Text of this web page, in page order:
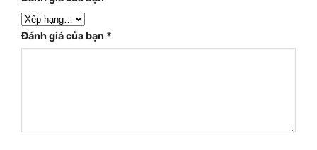
Đánh giá của bạn *